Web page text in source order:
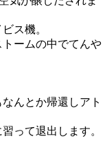
ス機。
ームの中でてんや
んとか帰還しアト
って退出します。